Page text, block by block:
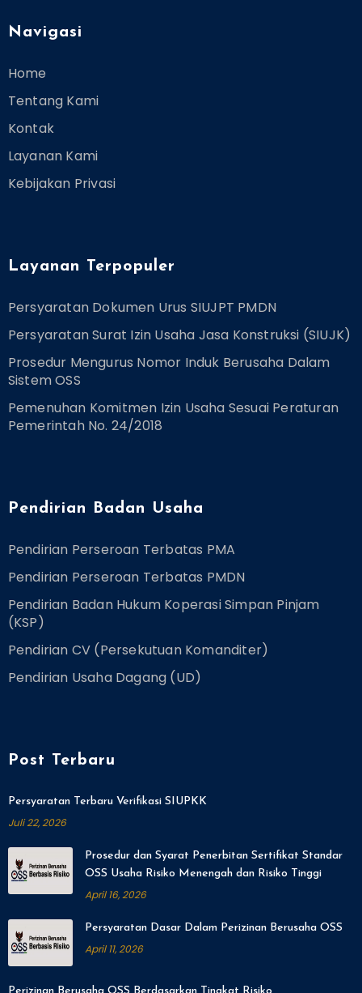
Navigasi
Home
Tentang Kami
Kontak
Layanan Kami
Kebijakan Privasi
Layanan Terpopuler
Persyaratan Dokumen Urus SIUJPT PMDN
Persyaratan Surat Izin Usaha Jasa Konstruksi (SIUJK)
Prosedur Mengurus Nomor Induk Berusaha Dalam
Sistem OSS
Pemenuhan Komitmen Izin Usaha Sesuai Peraturan
Pemerintah No. 24/2018
Pendirian Badan Usaha
Pendirian Perseroan Terbatas PMA
Pendirian Perseroan Terbatas PMDN
Pendirian Badan Hukum Koperasi Simpan Pinjam
(KSP)
Pendirian CV (Persekutuan Komanditer)
Pendirian Usaha Dagang (UD)
Post Terbaru
Persyaratan Terbaru Verifikasi SIUPKK
Juli 22, 2026
Prosedur dan Syarat Penerbitan Sertifikat Standar
OSS Usaha Risiko Menengah dan Risiko Tinggi
April 16, 2026
Persyaratan Dasar Dalam Perizinan Berusaha OSS
April 11, 2026
Perizinan Berusaha OSS Berdasarkan Tingkat Risiko